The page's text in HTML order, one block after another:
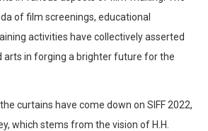
of film screenings, educational
activities have collectively asserted
arts in forging a brighter future for the
curtains have come down on SIFF 2022,
which stems from the vision of H.H.